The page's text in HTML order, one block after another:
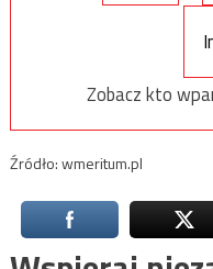
Zobacz kto
Źródło: wmeritum.pl